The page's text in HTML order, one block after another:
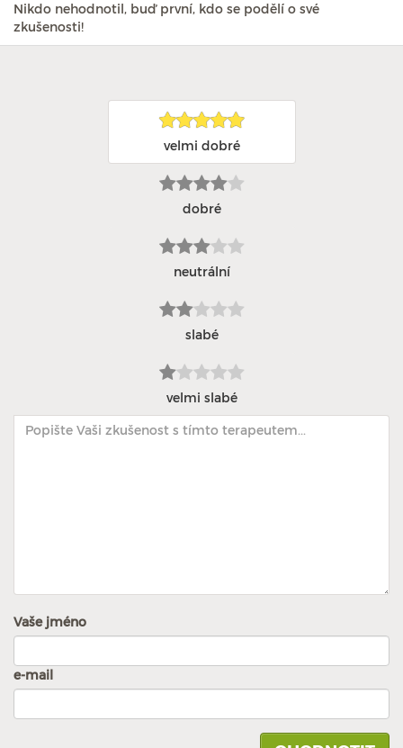
Nikdo nehodnotil, buď první, kdo se podělí o své
zkušenosti!
velmi dobré
dobré
neutrální
slabé
velmi slabé
Vaše jméno
e-mail